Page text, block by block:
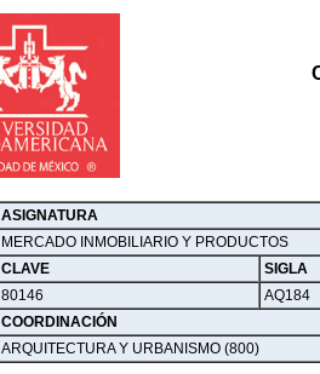
ASIGNATURA
MERCADO INMOBILIARIO Y PRODUCTOS
CLAVE
SIGLA
80146
AQ184
COORDINACIÓN
ARQUITECTURA Y URBANISMO (800)